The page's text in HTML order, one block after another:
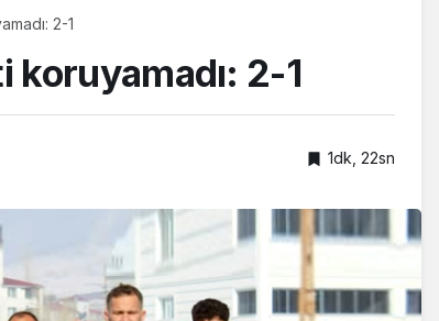
2-1
koruyamadı: 2-1
1dk, 22sn